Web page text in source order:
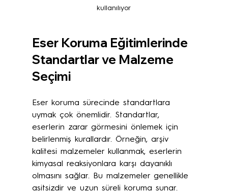
kullanılıyor
Eser Koruma Eğitimlerinde
Standartlar ve Malzeme
Seçimi
Eser koruma sürecinde standartlara
uymak çok önemlidir. Standartlar,
eserlerin zarar görmesini önlemek için
belirlenmiş kurallardır. Örneğin, arşiv
kalitesi malzemeler kullanmak, eserlerin
kimyasal reaksiyonlara karşı dayanıklı
olmasını sağlar. Bu malzemeler genellikle
asitsizdir ve uzun süreli koruma sunar.